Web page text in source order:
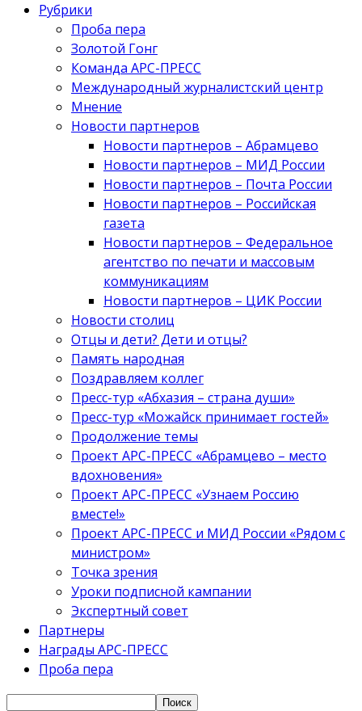
Рубрики
Проба пера
Золотой Гонг
Команда АРС-ПРЕСС
Международный журналистский центр
Мнение
Новости партнеров
Новости партнеров – Абрамцево
Новости партнеров – МИД России
Новости партнеров – Почта России
Новости партнеров – Российская
газета
Новости партнеров – Федеральное
агентство по печати и массовым
коммуникациям
Новости партнеров – ЦИК России
Новости столиц
Отцы и дети? Дети и отцы?
Память народная
Поздравляем коллег
Пресс-тур «Абхазия – страна души»
Пресс-тур «Можайск принимает гостей»
Продолжение темы
Проект АРС-ПРЕСС «Абрамцево – место
вдохновения»
Проект АРС-ПРЕСС «Узнаем Россию
вместе!»
Проект АРС-ПРЕСС и МИД России «Рядом с
министром»
Точка зрения
Уроки подписной кампании
Экспертный совет
Партнеры
Награды АРС-ПРЕСС
Проба пера